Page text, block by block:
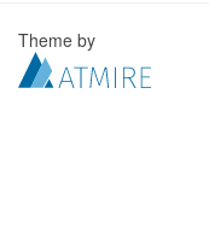
Theme by